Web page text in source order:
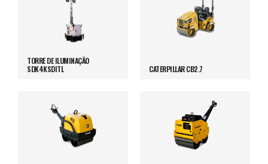
TORRE DE ILUMINAÇÃO
SDK4KSDITL
CATERPILLAR CB2.7